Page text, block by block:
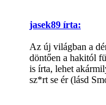
jasek89 írta:
Az új világban a
döntően a hakitól
is írta, lehet
sz*rt se ér (lásd